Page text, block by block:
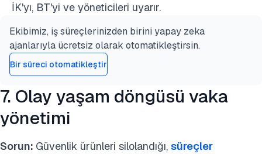
İK'yı, BT'yi ve yöneticileri uyarır.
Ekibimiz, iş süreçlerinizden birini yapay zeka
ajanlarıyla ücretsiz olarak otomatikleştirsin.
Bir süreci otomatikleştir
7. Olay yaşam döngüsü vaka
yönetimi
Sorun: Güvenlik ürünleri silolandığı, süreçler